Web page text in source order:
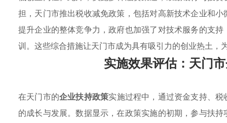
担，天门市推出税收减免政策，包括对高新技术企业和
提升企业的整体竞争力，政府也加强了对技术服务的支
训。这些综合措施让天门市成为具有吸引力的创业热土，
实施效果评估：天门
在天门市的企业扶持政策实施过程中，通过资金支持、
的成长与发展。数据显示，在政策实施的初期，参与扶